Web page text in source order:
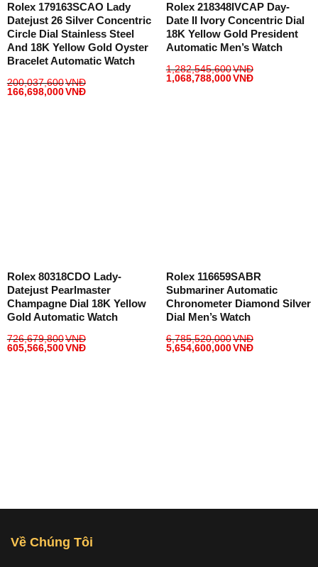
Rolex 179163SCAO Lady
Datejust 26 Silver Concentric
Circle Dial Stainless Steel
And 18K Yellow Gold Oyster
Bracelet Automatic Watch
200,037,600VNĐ
166,698,000VNĐ
Rolex 218348IVCAP Day-
Date II Ivory Concentric Dial
18K Yellow Gold President
Automatic Men’s Watch
1,282,545,600VNĐ
1,068,788,000VNĐ
Rolex 80318CDO Lady-
Datejust Pearlmaster
Champagne Dial 18K Yellow
Gold Automatic Watch
726,679,800VNĐ
605,566,500VNĐ
Rolex 116659SABR
Submariner Automatic
Chronometer Diamond Silver
Dial Men’s Watch
6,785,520,000VNĐ
5,654,600,000VNĐ
Về Chúng Tôi